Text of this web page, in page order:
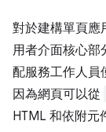
對於建構單頁應
用者介面核心部
配服務工作人員
因為網頁可以從
HTML 和依附元